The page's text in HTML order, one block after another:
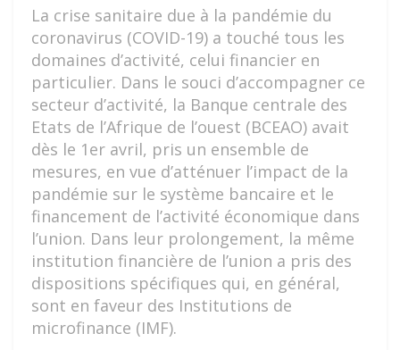
La crise sanitaire due à la pandémie du
coronavirus (COVID-19) a touché tous les
domaines d’activité, celui financier en
particulier. Dans le souci d’accompagner ce
secteur d’activité, la Banque centrale des
Etats de l’Afrique de l’ouest (BCEAO) avait
dès le 1er avril, pris un ensemble de
mesures, en vue d’atténuer l’impact de la
pandémie sur le système bancaire et le
financement de l’activité économique dans
l’union. Dans leur prolongement, la même
institution financière de l’union a pris des
dispositions spécifiques qui, en général,
sont en faveur des Institutions de
microfinance (IMF).